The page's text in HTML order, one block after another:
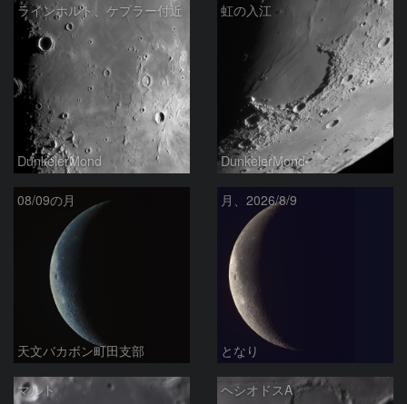
ラインホルト、ケプラー付近
DunkelerMond
虹の入江
DunkelerMond
08/09の月
天文バカボン町田支部
月、2026/8/9
となり
マルト ヘシオドスA